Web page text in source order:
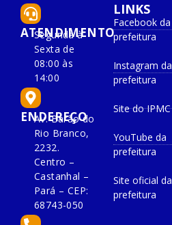
ATENDIMENTO
Segunda à
Sexta de
08:00 às
14:00
ENDEREÇO
Av. Barão do
Rio Branco,
2232.
Centro –
Castanhal –
Pará – CEP:
68743-050
LINKS
Facebook da
prefeitura
Instagram da
prefeitura
Site do IPMC
YouTube da
prefeitura
Site oficial da
prefeitura